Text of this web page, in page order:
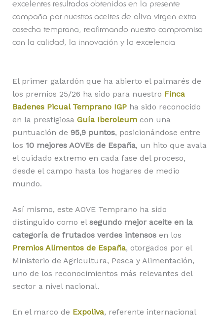
excelentes resultados obtenidos en la presente
campaña por nuestros aceites de oliva virgen extra
cosecha temprana, reafirmando nuestro compromiso
con la calidad, la innovación y la excelencia
El primer galardón que ha abierto el palmarés de
los premios 25/26 ha sido para nuestro Finca
Badenes Picual Temprano IGP ha sido reconocido
en la prestigiosa Guía Iberoleum con una
puntuación de 95,9 puntos, posicionándose entre
los 10 mejores AOVEs de España, un hito que avala
el cuidado extremo en cada fase del proceso,
desde el campo hasta los hogares de medio
mundo.
Así mismo, este AOVE Temprano ha sido
distinguido como el segundo mejor aceite en la
categoría de frutados verdes intensosen los
Premios Alimentos de España, otorgados por el
Ministerio de Agricultura, Pesca y Alimentación,
uno de los reconocimientos más relevantes del
sector a nivel nacional.
En el marco de Expoliva, referente internacional